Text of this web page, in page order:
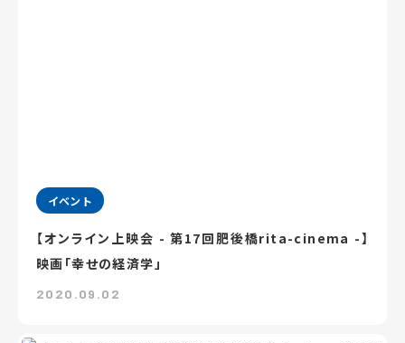
イベント
【オンライン上映会 - 第17回肥後橋rita-cinema -】
映画「幸せの経済学」
2020.09.02